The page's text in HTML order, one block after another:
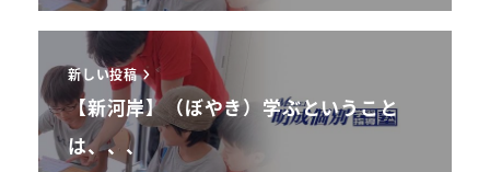
新しい投稿
【新河岸】（ぼやき）学ぶということ
は、、、